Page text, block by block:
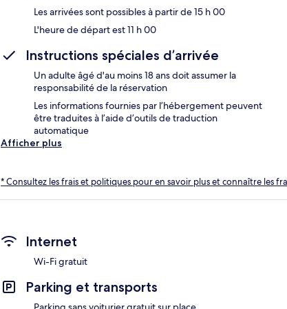
Les arrivées sont possibles à partir de 15 h 00
L'heure de départ est 11 h 00
Instructions spéciales d’arrivée
Un adulte âgé d'au moins 18 ans doit assumer la
responsabilité de la réservation
Les informations fournies par l’hébergement peuvent
être traduites à l’aide d’outils de traduction
automatique
Afficher plus
* Consultez les frais et politiques pour en savoir plus et connaître les
Internet
Wi-Fi gratuit
Parking et transports